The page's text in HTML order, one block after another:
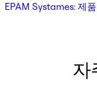
EPAM Systames: 제
자